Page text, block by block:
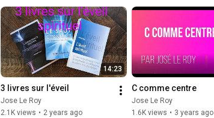
14:23
3 livres sur l'éveil
Jose Le Roy
2.1K views • 2 years ago
C comme centre
Jose Le Roy
1.6K views • 3 years ago